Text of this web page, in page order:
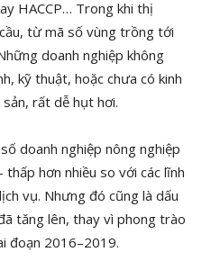
HACCP… Trong khi thị
từ mã số vùng trồng tới
doanh nghiệp không
kỹ thuật, hoặc chưa có kinh
rất dễ hụt hơi.
doanh nghiệp nông nghiệp
hơn nhiều so với các lĩnh
vụ. Nhưng đó cũng là dấu
tăng lên, thay vì phong trào
đoạn 2016–2019.